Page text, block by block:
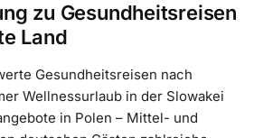
zu Gesundheitsreisen
Land
Gesundheitsreisen nach
Wellnessurlaub in der Slowakei
in Polen – Mittel- und